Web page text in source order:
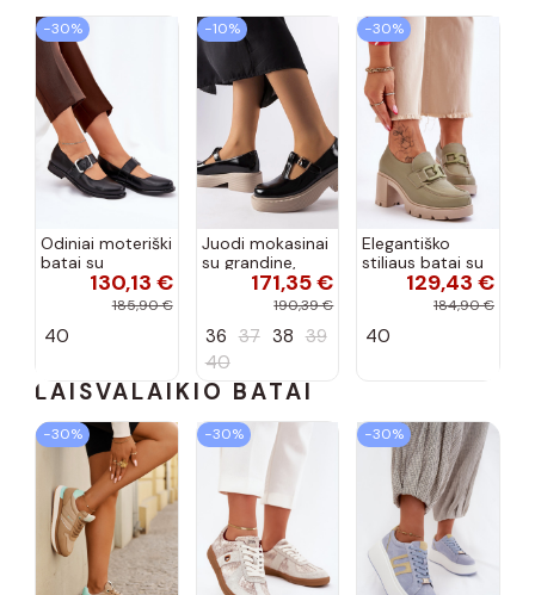
−30%
Odiniai moteriški
batai su
sagtimis Laura
Messi 2980
130,13 €
185,90 €
40
−10%
Juodi mokasinai
su grandine,
„Vinceza"171,35 €
190,39 €
36 37 38 39
40
−30%
Elegantiško
stiliaus batai su
kulniukais ir
ornamentais
žalios spalvos
129,43 €
184,90 €
40
LAISVALAIKIO BATAI
−30% −30% −30%